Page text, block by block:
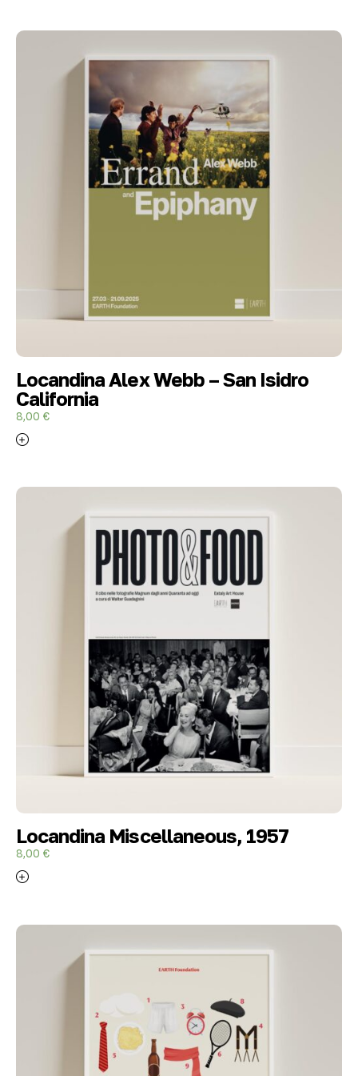
Locandina Alex Webb – San Isidro
California
8,00 €
Locandina Miscellaneous, 1957
8,00 €